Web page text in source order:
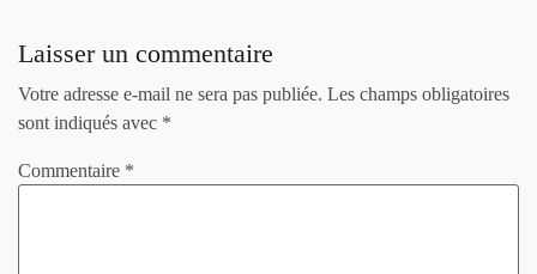
Laisser un commentaire
Votre adresse e-mail ne sera pas publiée. Les champs obligatoires
sont indiqués avec *
Commentaire *